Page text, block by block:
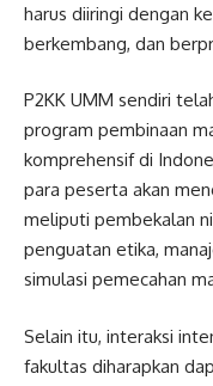
harus diiringi dengan
berkembang, dan
P2KK UMM sendiri
program pembinaan
komprehensif di
para peserta akan
meliputi pembekalan
penguatan etika,
simulasi pemecahan
Selain itu, interaksi
fakultas diharapkan